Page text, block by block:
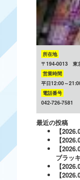
所在地
〒194-0013 東
営業時間
平日12:00～
電話番号
042-726-7581
最近の投稿
【
【
【
ブラッ
【
【